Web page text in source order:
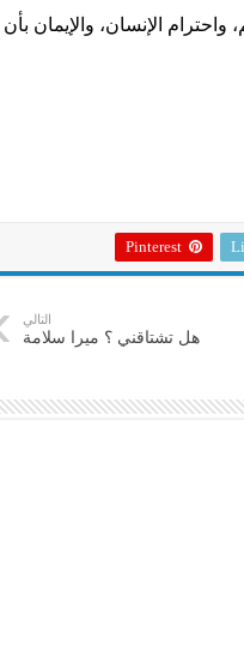
واحترام الإنسان، والإيمان بأن
Pinterest
التالي
هل تشتاقني ؟ ميرا سلامة